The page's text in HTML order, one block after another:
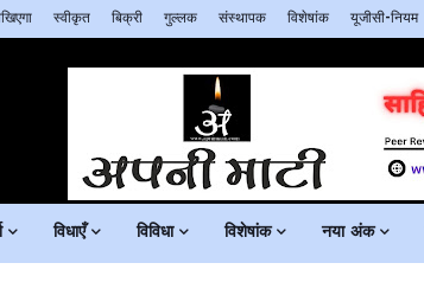
स्वीकृत बिक्री गुल्लक संस्थापक विशेषांक यूजीसी-नियम
विधाएँ विविधा विशेषांक नया अंक